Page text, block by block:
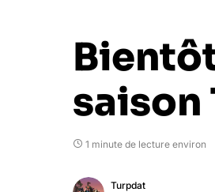
saison
1 minute de lecture environ
Turpdat